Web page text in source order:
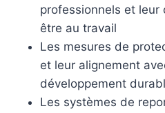
professionnels et
être au travail
Les mesures de
et leur alignement
développement
Les systèmes de